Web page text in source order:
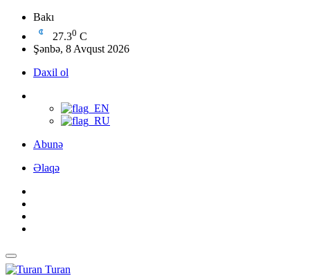
Bakı
27.30 C
Şənbə, 8 Avqust 2026
Daxil ol
Abunə
Əlaqə
Turan